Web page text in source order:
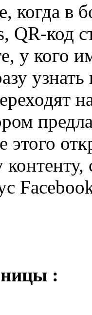
когда в
QR-код
у кого
: